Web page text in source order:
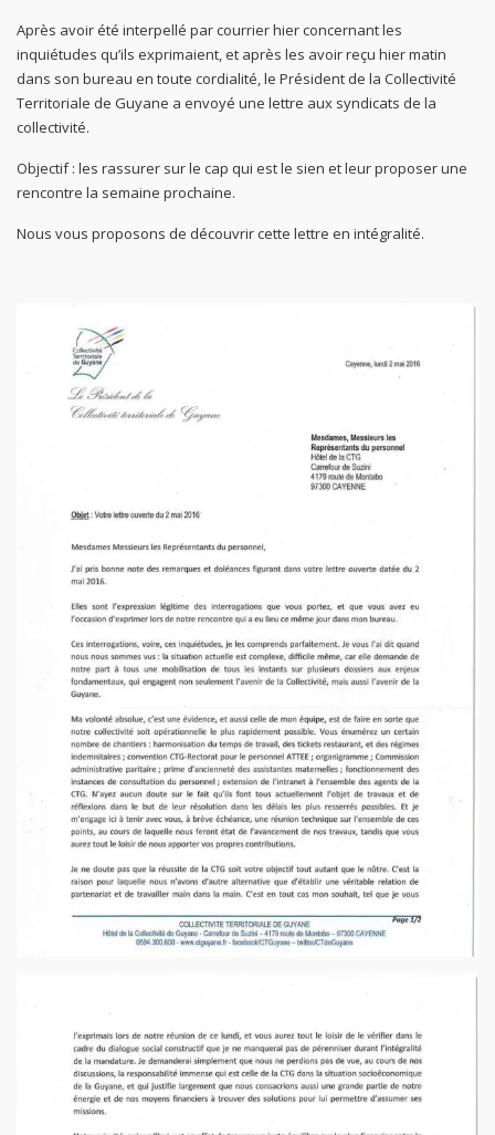
Après avoir été interpellé par courrier hier concernant les
inquiétudes qu’ils exprimaient, et après les avoir reçu hier matin
dans son bureau en toute cordialité, le Président de la Collectivité
Territoriale de Guyane a envoyé une lettre aux syndicats de la
collectivité.
Objectif : les rassurer sur le cap qui est le sien et leur proposer une
rencontre la semaine prochaine.
Nous vous proposons de découvrir cette lettre en intégralité.